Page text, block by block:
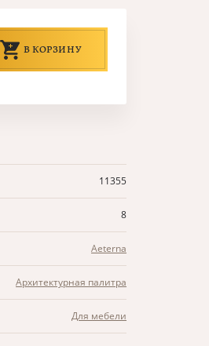
В КОРЗИНУ
11355
8
Aeterna
Архитектурная палитра
Для мебели